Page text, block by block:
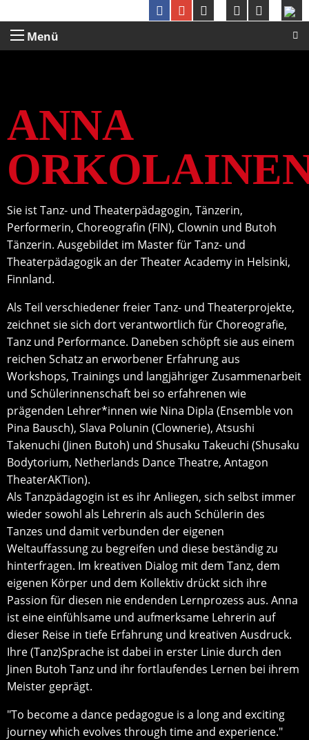
Menü
ANNA
Sie ist Tanz- und Theaterpädagogin, Tänzerin,
Performerin, Choreografin (FIN), Clownin und Butoh
Tänzerin. Ausgebildet im Master für Tanz- und
Theaterpädagogik an der Theater Academy in Helsinki,
Finnland.
Als Teil verschiedener freier Tanz- und Theaterprojekte,
zeichnet sie sich dort verantwortlich für Choreografie,
Tanz und Performance. Daneben schöpft sie aus einem
reichen Schatz an erworbener Erfahrung aus
Workshops, Trainings und langjähriger Zusammenarbeit
und Schülerinnenschaft bei so erfahrenen wie
prägenden Lehrer*innen wie Nina Dipla (Ensemble von
Pina Bausch), Slava Polunin (Clownerie), Atsushi
Takenuchi (Jinen Butoh) und Shusaku Takeuchi (Shusaku
Bodytorium, Netherlands Dance Theatre, Antagon
TheaterAKTion).
Als Tanzpädagogin ist es ihr Anliegen, sich selbst immer
wieder sowohl als Lehrerin als auch Schülerin des
Tanzes und damit verbunden der eigenen
Weltauffassung zu begreifen und diese beständig zu
hinterfragen. Im kreativen Dialog mit dem Tanz, dem
eigenen Körper und dem Kollektiv drückt sich ihre
Passion für diesen nie endenden Lernprozess aus. Anna
ist eine einfühlsame und aufmerksame Lehrerin auf
dieser Reise in tiefe Erfahrung und kreativen Ausdruck.
Ihre (Tanz)Sprache ist dabei in erster Linie durch den
Jinen Butoh Tanz und ihr fortlaufendes Lernen bei ihrem
Meister geprägt.
"To become a dance pedagogue is a long and exciting
journey which evolves through time and experience."